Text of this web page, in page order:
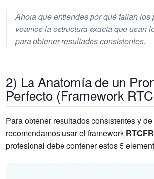
Ahora que entiendes por qué fallan los
veamos la estructura exacta que usan
para obtener resultados consistentes.
2) La Anatomía de un
Perfecto (Framework
Para obtener resultados consistentes y
recomendamos usar el framework RTCFR
profesional debe contener estos 5